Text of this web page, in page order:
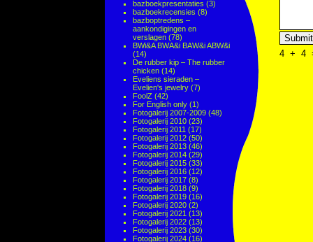
bazboekpresentaties (3)
bazboekrecensies (8)
bazboptredens –
aankondigingen en
verslagen (78)
BWi&A BWA&i BAW&i ABW&i
(14)
De rubber kip – The rubber
chicken (14)
Eveliens sieraden –
Evelien's jewelry (7)
FoolZ (42)
For English only (1)
Fotogalerij 2007-2009 (48)
Fotogalerij 2010 (23)
Fotogalerij 2011 (17)
Fotogalerij 2012 (50)
Fotogalerij 2013 (46)
Fotogalerij 2014 (29)
Fotogalerij 2015 (33)
Fotogalerij 2016 (12)
Fotogalerij 2017 (8)
Fotogalerij 2018 (9)
Fotogalerij 2019 (16)
Fotogalerij 2020 (2)
Fotogalerij 2021 (13)
Fotogalerij 2022 (13)
Fotogalerij 2023 (30)
Fotogalerij 2024 (16)
4 + 4